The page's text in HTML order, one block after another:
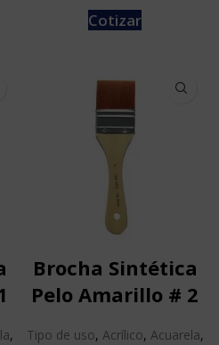
Cotizar
,
Brocha Sintética
Pelo Amarillo # 2
Tipo de uso, Acrílico, Acuarela,